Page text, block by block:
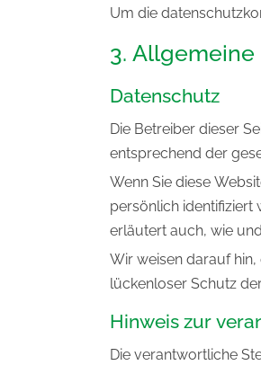
Um die
3.
Datenschutz
Die Betreiber dieser
entsprechend der
Wenn Sie diese
persönlich identifiziert
erläutert auch, wie
Wir weisen darauf
lückenloser Schutz
Hinweis zur
Die verantwortliche